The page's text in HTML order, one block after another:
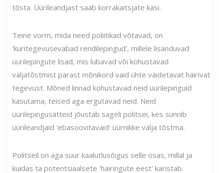
tõsta. Üürileandjast saab korrakaitsjate käsi.
Teine vorm, mida need poliitikad võtavad, on
'kuritegevusevabad rendilepingud', millele lisanduvad
üürilepingute lisad, mis lubavad või kohustavad
väljatõstmist pärast mõnikord vaid ühte väidetavat häirivat
tegevust. Mõned linnad kohustavad neid üürilepinguid
kasutama, teised aga ergutavad neid. Neid
üürilepingusätteid jõustab sageli politsei, kes sunnib
üürileandjaid 'ebasoovitavaid' üürnikke välja tõstma.
Politseil on aga suur kaalutlusõigus selle osas, millal ja
kuidas ta potentsiaalsete 'häiringute eest' karistab.